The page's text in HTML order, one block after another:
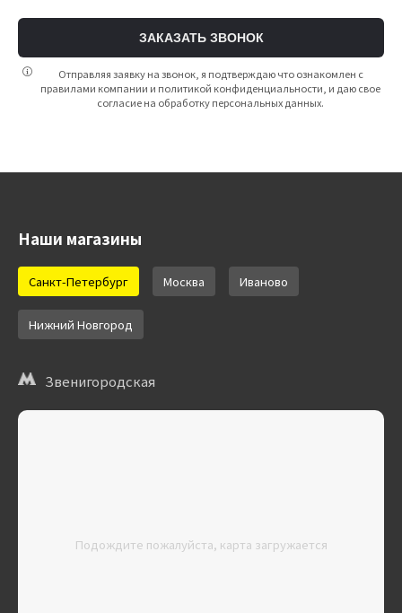
ЗАКАЗАТЬ ЗВОНОК
Отправляя заявку на звонок, я подтверждаю что ознакомлен с
правилами компании и политикой конфиденциальности, и даю свое
согласие на обработку персональных данных.
Наши магазины
Санкт-Петербург Москва Иваново
Нижний Новгород
Звенигородская
Подождите пожалуйста, карта загружается